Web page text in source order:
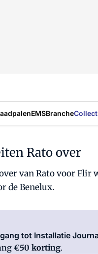
EMSBranche
Rato over
van Rato voor Flir
de Benelux.
tot Installatie
€50 korting.